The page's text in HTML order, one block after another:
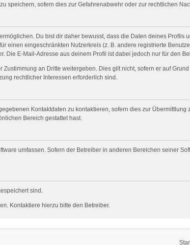
speichern, sofern dies zur Gefahrenabwehr oder zur rechtlichen
Du bist dir daher bewusst, dass die Daten deines
einen eingeschränkten Nutzerkreis (z. B. andere registrierte
Die E-Mail-Adresse aus deinem Profil ist dabei jedoch nur für den
an Dritte weitergeben. Dies gilt nicht, sofern er auf
rechtlicher Interessen erforderlich sind.
Kontaktdaten zu kontaktieren, sofern dies zur
Bereich gestattet hast.
umfassen. Sofern der Betreiber in anderen Bereichen seiner
sind.
Kontaktiere hierzu bitte den Betreiber.